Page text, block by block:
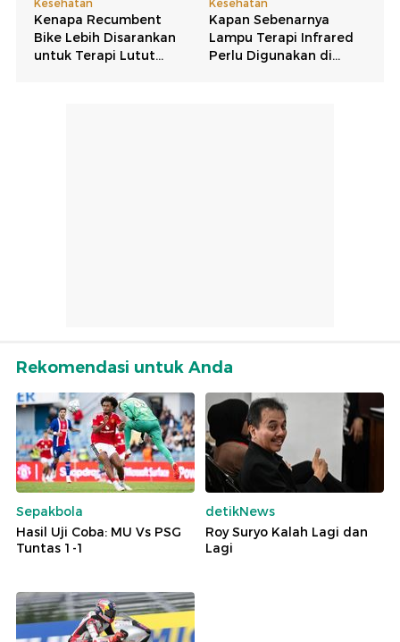
Rekomendasi untuk Anda
Sepakbola
Hasil Uji Coba: MU Vs PSG
Tuntas 1-1
detikNews
Roy Suryo Kalah Lagi dan
Lagi